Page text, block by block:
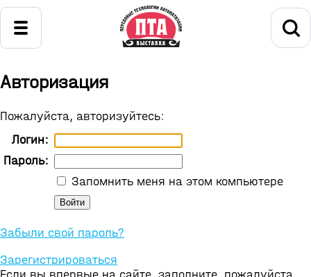
Авторизация
Пожалуйста, авторизуйтесь:
Логин:
Пароль:
Запомнить меня на этом компьютере
Забыли свой пароль?
Зарегистрироваться